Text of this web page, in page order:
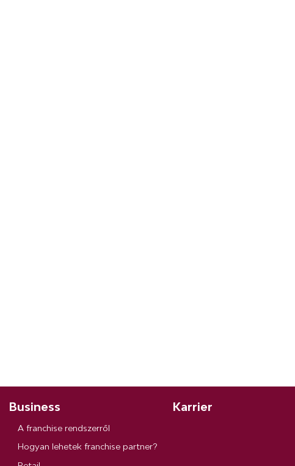
Business
A franchise rendszerről
Hogyan lehetek franchise partner?
Karrier